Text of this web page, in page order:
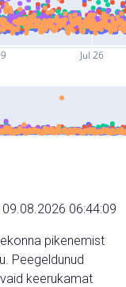
Jul 26
06:44:09
pikenemist
Peegeldunud
keerukamat